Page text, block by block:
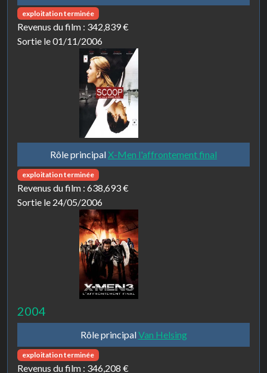
exploitation terminée
Revenus du film : 342,839 €
Sortie le 01/11/2006
Rôle principalX-Men l'affrontement final
exploitation terminée
Revenus du film : 638,693 €
Sortie le 24/05/2006
2004
Rôle principalVan Helsing
exploitation terminée
Revenus du film : 346,208 €